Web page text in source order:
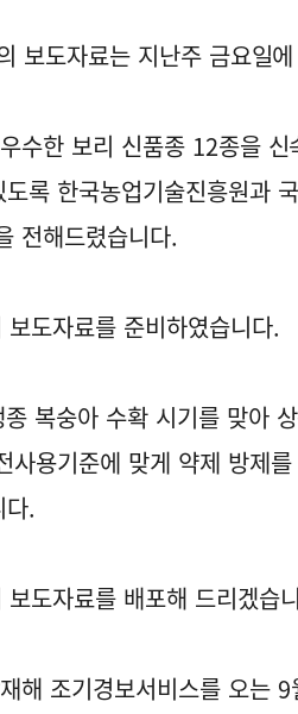
보도자료는 지난주 금요일
수한 보리 신품종 12종을
록 한국농업기술진흥원과
전해드렸습니다.
도자료를 준비하였습니다.
복숭아 수확 시기를 맞아
사용기준에 맞게 약제 방제
.
도자료를 배포해 드리겠습
해 조기경보서비스를 오는